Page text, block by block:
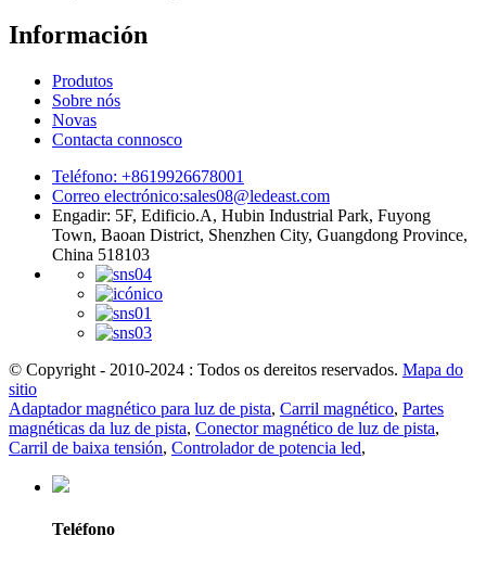
Información
Produtos
Sobre nós
Novas
Contacta connosco
Teléfono: +8619926678001
Correo electrónico:sales08@ledeast.com
Engadir: 5F, Edificio.A, Hubin Industrial Park, Fuyong
Town, Baoan District, Shenzhen City, Guangdong Province,
China 518103
© Copyright - 2010-2024 : Todos os dereitos reservados. Mapa do
sitio
Adaptador magnético para luz de pista, Carril magnético, Partes
magnéticas da luz de pista, Conector magnético de luz de pista,
Carril de baixa tensión, Controlador de potencia led,
Teléfono